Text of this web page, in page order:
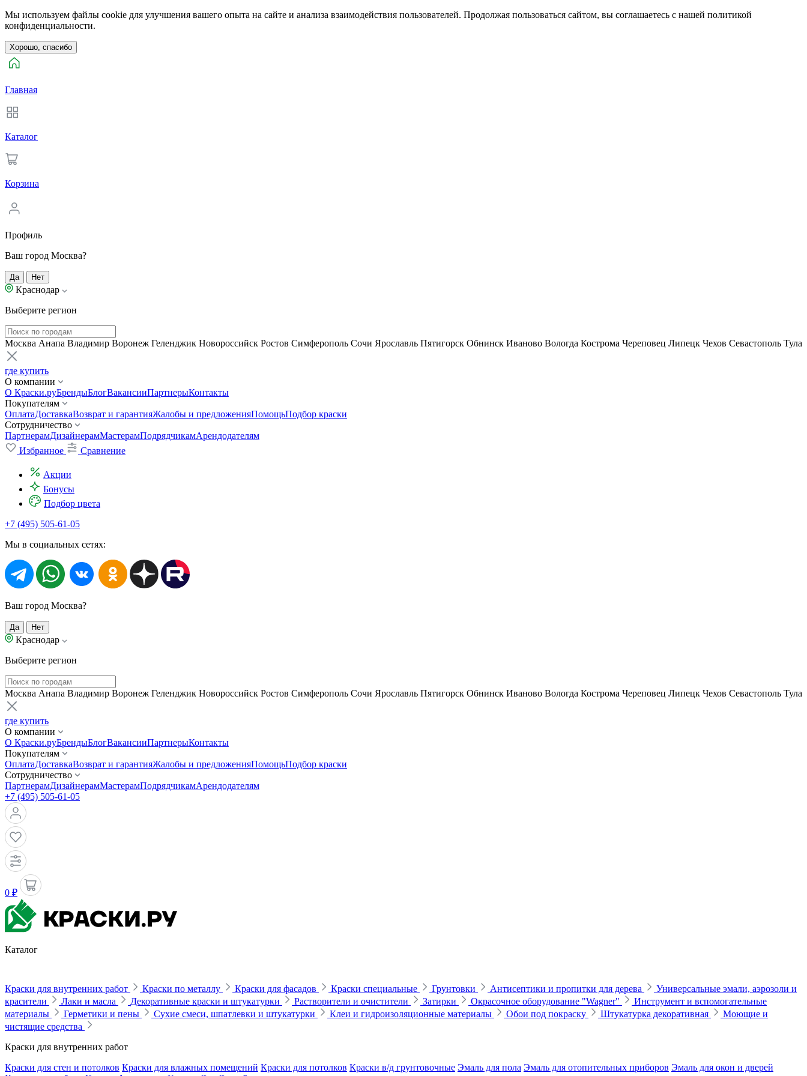
Мы используем файлы cookie для улучшения вашего опыта на сайте и анализа взаимодействия пользователей. Продолжая пользоваться сайтом, вы соглашаетесь с нашей политикой
конфиденциальности.
Хорошо, спасибо
Главная
Каталог
Корзина
Профиль
Ваш город Москва?
Да Нет
Краснодар
Выберите регион
Москва Анапа Владимир Воронеж Геленджик Новороссийск Ростов Симферополь Сочи Ярославль Пятигорск Обнинск Иваново Вологда Кострома Череповец Липецк Чехов Севастополь Тула
где купить
О компании
О Краски.руБрендыБлогВакансииПартнерыКонтакты
Покупателям
ОплатаДоставкаВозврат и гарантияЖалобы и предложенияПомощьПодбор краски
Сотрудничество
ПартнерамДизайнерамМастерамПодрядчикамАрендодателям
Избранное
Сравнение
Акции
Бонусы
Подбор цвета
+7 (495) 505-61-05
Мы в социальных сетях:
Ваш город Москва?
Да Нет
Краснодар
Выберите регион
Москва Анапа Владимир Воронеж Геленджик Новороссийск Ростов Симферополь Сочи Ярославль Пятигорск Обнинск Иваново Вологда Кострома Череповец Липецк Чехов Севастополь Тула
где купить
О компании
О Краски.руБрендыБлогВакансииПартнерыКонтакты
Покупателям
ОплатаДоставкаВозврат и гарантияЖалобы и предложенияПомощьПодбор краски
Сотрудничество
ПартнерамДизайнерамМастерамПодрядчикамАрендодателям
+7 (495) 505-61-05
0 ₽
Каталог
Краски для внутренних работ Краски по металлу Краски для фасадов Краски специальные Грунтовки Антисептики и пропитки для дерева
Универсальные эмали, аэрозоли и
красители
Лаки и масла Декоративные краски и штукатурки Растворители и очистители Затирки Окрасочное оборудование "Wagner"
Инструмент и вспомогательные
материалы
Герметики и пены Сухие смеси, шпатлевки и штукатурки Клеи и гидроизоляционные материалы Обои под покраску Штукатурка декоративная
Моющие и
чистящие средства
Краски для внутренних работ
Краски для стен и потолков Краски для влажных помещений Краски для потолков Краски в/д грунтовочные Эмаль для пола Эмаль для отопительных приборов Эмаль для окон и дверей